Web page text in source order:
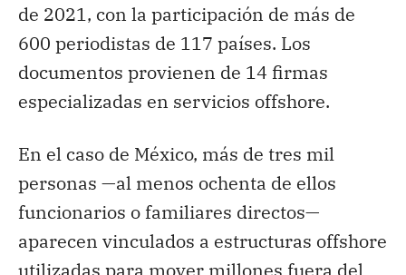
de 2021, con la participación de más de
600 periodistas de 117 países. Los
documentos provienen de 14 firmas
especializadas en servicios offshore.
En el caso de México, más de tres mil
personas —al menos ochenta de ellos
funcionarios o familiares directos—
aparecen vinculados a estructuras offshore
utilizadas para mover millones fuera del